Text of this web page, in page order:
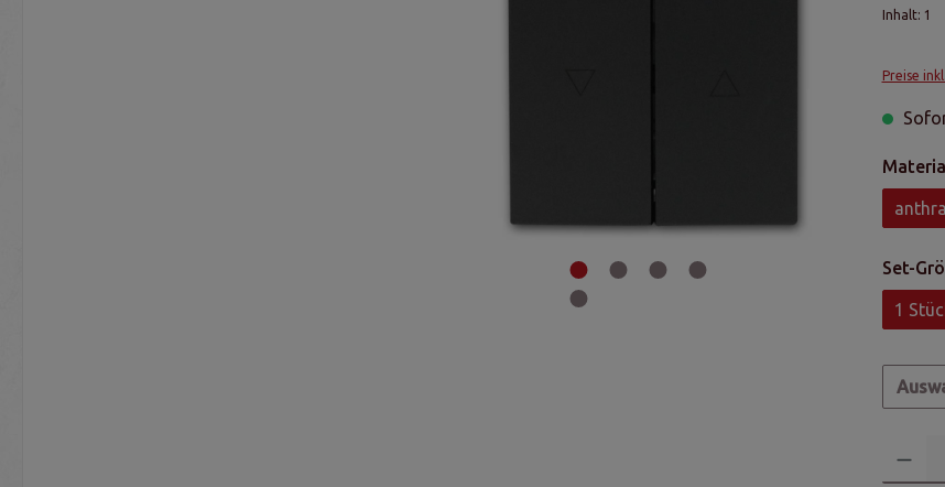
Inhalt: 1
Preise
Set-
1